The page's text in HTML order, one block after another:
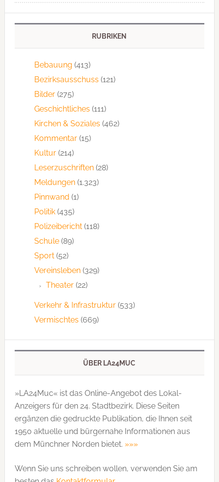
RUBRIKEN
Bebauung (413)
Bezirksausschuss (121)
Bilder(275)
Geschichtliches (111)
Kirchen & Soziales (462)
Kommentar(15)
Kultur(214)
Leserzuschriften(28)
Meldungen(1.323)
Pinnwand (1)
Politik(435)
Polizeibericht(118)
Schule(89)
Sport(52)
Vereinsleben(329)
Theater(22)
Verkehr & Infrastruktur(533)
Vermischtes (669)
ÜBER LA24MUC
»LA24Muc« ist das Online-Angebot des Lokal-
Anzeigers für den 24. Stadtbezirk. Diese Seiten
ergänzen die gedruckte Publi­kation, die Ihnen seit
1950 aktuelle und bürgernahe Informationen aus
dem Münchner Norden bietet. »»»
Wenn Sie uns schreiben wollen, verwenden Sie am